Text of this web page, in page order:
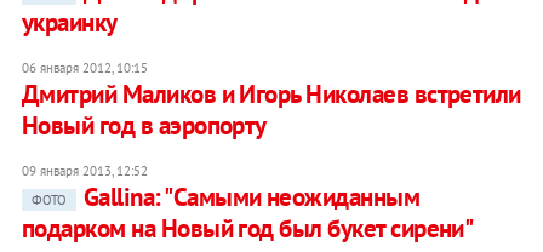
украинку
06 января 2012, 10:15
Дмитрий Маликов и Игорь Николаев встретили
Новый год в аэропорту
09 января 2013, 12:52
ФОТО
Gallina: "Самыми неожиданным
подарком на Новый год был букет сирени"